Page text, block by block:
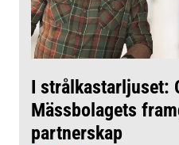
I strålkastarljuset:
Mässbolagets
partnerskap